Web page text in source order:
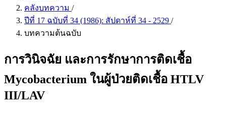
คลังบทความ /
ปีที่ 17 ฉบับที่ 34 (1986): สัปดาห์ที่ 34 - 2529 /
บทความต้นฉบับ
การวินิจฉัย และการรักษาการติดเชื้อ
Mycobacterium ในผู้ป่วยติดเชื้อ HTLV
III/LAV